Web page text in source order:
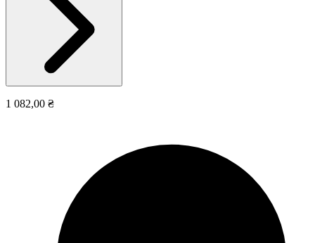
1 082,00 ₴